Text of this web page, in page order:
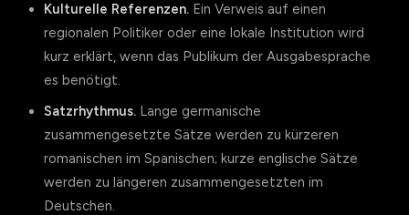
Kulturelle Referenzen. Ein Verweis auf einen
regionalen Politiker oder eine lokale Institution wird
kurz erklärt, wenn das Publikum der Ausgabesprache
es benötigt.
Satzrhythmus. Lange germanische
zusammengesetzte Sätze werden zu kürzeren
romanischen im Spanischen; kurze englische Sätze
werden zu längeren zusammengesetzten im
Deutschen.